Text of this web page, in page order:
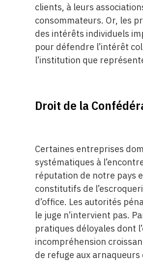
clients, à leurs
consommateurs. Or, les
des intérêts individuels
pour défendre l’intérêt
l’institution que
Droit de la
Certaines entreprises
systématiques à
réputation de notre pays
constitutifs de
d’office. Les autorités
le juge n’intervient pas.
pratiques déloyales dont
incompréhension
de refuge aux